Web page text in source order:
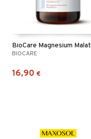
BioCare Magnesium Malat
BIOCARE
16,90 €